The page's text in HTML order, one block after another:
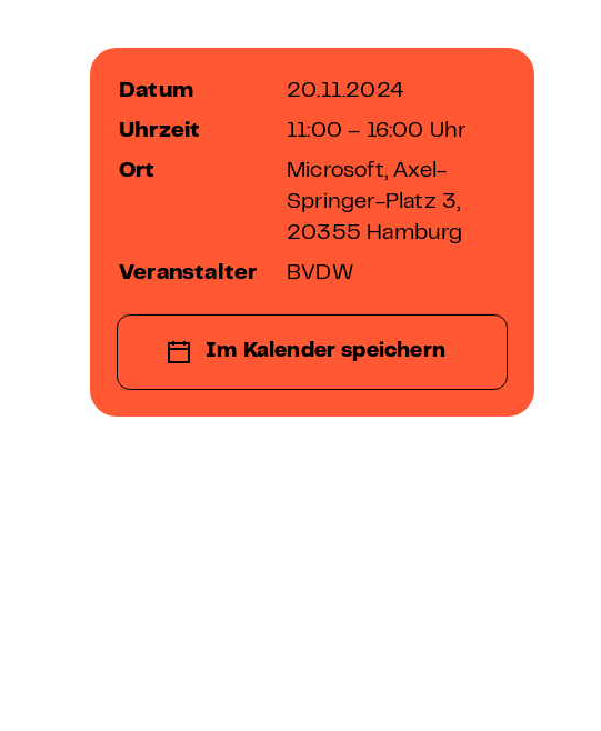
Datum 20.11.2024
Uhrzeit 11:00 – 16:00 Uhr
Ort
Microsoft, Axel-
Springer-Platz 3,
20355 Hamburg
Veranstalter BVDW
Im Kalender speichern